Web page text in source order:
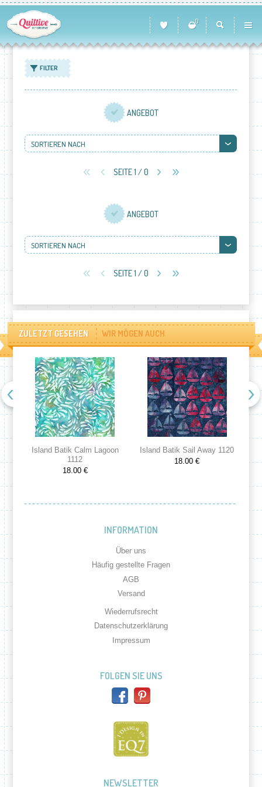
0
FILTER
ANGEBOT
SORTIEREN NACH
SEITE 1 / 0
ANGEBOT
SORTIEREN NACH
SEITE 1 / 0
ZULETZT GESEHEN WIR MÖGEN AUCH
Island Batik Calm Lagoon
1112
18.00 €
Island Batik Sail Away 1120
18.00 €
INFORMATION
Über uns
Häufig gestellte Fragen
AGB
Versand
Wiederrufsrecht
Datenschutzerklärung
Impressum
FOLGEN SIE UNS
NEWSLETTER